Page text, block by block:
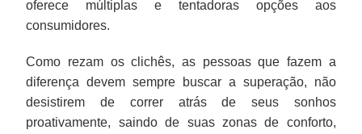
oferece múltiplas e tentadoras opções aos
consumidores.
Como rezam os clichês, as pessoas que fazem a
diferença devem sempre buscar a superação, não
desistirem de correr atrás de seus sonhos
proativamente, saindo de suas zonas de conforto,